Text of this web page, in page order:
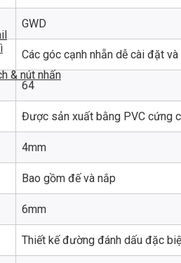
& nút nhấn
GWD
Các góc cạnh nhẵn dễ cài đặt
64
Được sản xuất bằng PVC cứng
4mm
Bao gồm đế và nắp
6mm
Thiết kế đường đánh dấu đặc